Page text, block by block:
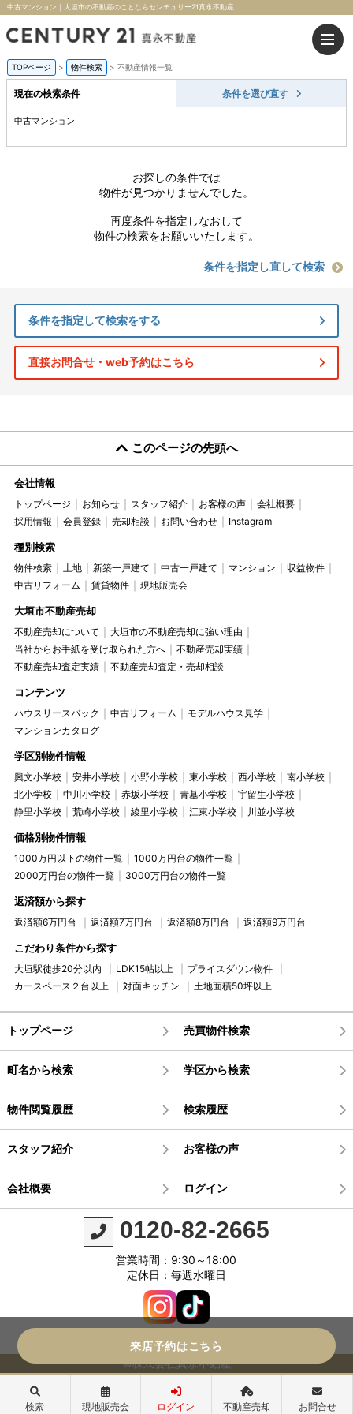
中古マンション｜大垣市の不動産のことならセンチュリー21真永不動産
TOPページ > 物件検索 > 不動産情報一覧
現在の検索条件 条件を選び直す
中古マンション
お探しの条件では
物件が見つかりませんでした。
再度条件を指定しなおして
物件の検索をお願いいたします。
条件を指定し直して検索
条件を指定して検索をする
直接お問合せ・web予約はこちら
このページの先頭へ
会社情報
トップページ お知らせ スタッフ紹介 お客様の声
会社概要
採用情報
会員登録 売却相談 お問い合わせ Instagram
種別検索
物件検索 土地 新築一戸建て 中古一戸建て マンション
収益物件
中古リフォーム
賃貸物件 現地販売会
大垣市不動産売却
不動産売却について
大垣市の不動産売却に強い理由
当社からお手紙を受け取られた方へ
不動産売却実績
不動産売却査定実績
不動産売却査定・売却相談
コンテンツ
ハウスリースバック 中古リフォーム
モデルハウス見学
マンションカタログ
学区別物件情報
興文小学校 安井小学校 小野小学校 東小学校 西小学校
南小学校
北小学校
中川小学校 赤坂小学校 青墓小学校
宇留生小学校
静里小学校
荒崎小学校 綾里小学校 江東小学校 川並小学校
価格別物件情報
1000万円以下の物件一覧
1000万円台の物件一覧
2000万円台の物件一覧
3000万円台の物件一覧
返済額から探す
返済額6万円台 返済額7万円台 返済額8万円台 返済額9万円台
こだわり条件から探す
大垣駅徒歩20分以内 LDK15帖以上
プライスダウン物件
カースペース２台以上
対面キッチン 土地面積50坪以上
トップページ 売買物件検索
町名から検索 学区から検索
物件閲覧履歴 検索履歴
スタッフ紹介 お客様の声
会社概要 ログイン
0120-82-2665
営業時間：9:30～18:00
定休日：毎週水曜日
©株式会社真永不動産
来店予約はこちら
検索 現地販売会 ログイン 不動産売却 お問合せ